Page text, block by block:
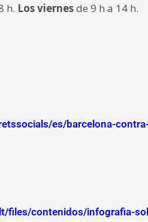
h. Los viernesde 9 h a 14 h.
es/barcelona-
files/contenidos/infografia-